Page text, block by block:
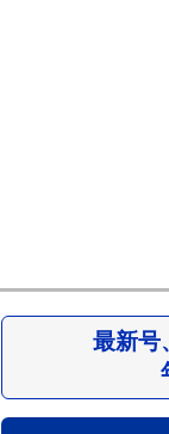
最新号